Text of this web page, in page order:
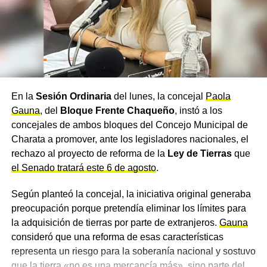
Contrato de Trabajo, como la regulación de horas,
criterios de jornada laboral y condiciones de descanso y
licencias.
Resistencias y críticas al
proceso de media sanción
reforma laboral
La media sanción reforma laboral no se logró sin
polémica. Desde sectores del kirchnerismo advierten que
el proyecto no debe tratarse de manera exprés y que
impacto sobre derechos adquiridos.
Por su parte, laConfederación General del Trabajo
(CGT)expresó su rechazo a aspectos que consideran
recortes de derechos y advirtieron sobre posibles
En la Sesión Ordinariadel lunes, la concejal
Paola
Gauna, del Bloque Frente Chaqueño, instó a los
concejales de ambos bloques del Concejo Municipal de
Charata a promover, ante los legisladores nacionales, el
rechazo al proyecto de reforma de la Ley de Tierrasque
el Senado tratará este 6 de agosto.
Según planteó la concejal, la iniciativa original generaba
preocupación porque pretendía eliminar los límites para
la adquisición de tierras por parte de extranjeros. Gauna
consideró que una reforma de esas características
representa un riesgo para la soberanía nacional y sostuvo